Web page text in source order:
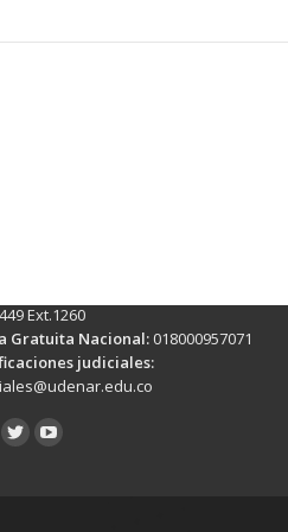
Ext.1260
Gratuita Nacional: 018000957071
judiciales:
en: